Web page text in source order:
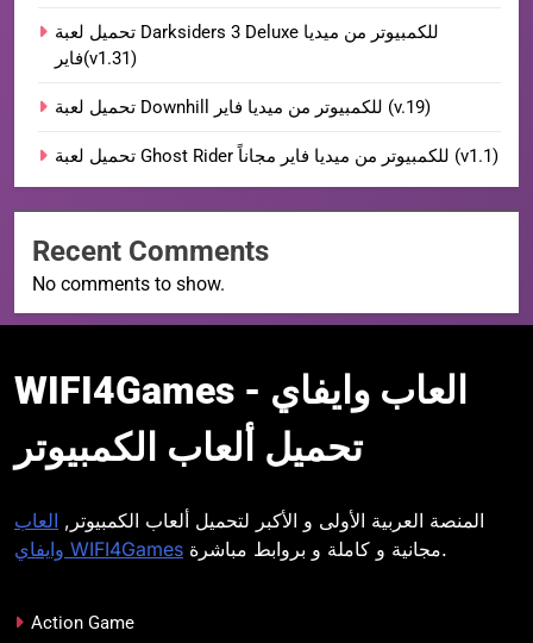
تحميل لعبة Darksiders 3 Deluxe للكمبيوتر من ميديا
فاير(v1.31)
تحميل لعبة Downhill للكمبيوتر من ميديا فاير (v.19)
تحميل لعبة Ghost Rider للكمبيوتر من ميديا فاير مجاناً (v1.1)
Recent Comments
No comments to show.
WIFI4Games العاب
وايفايWIFI4Games العاب وايفاي -
تحميل ألعاب الكمبيوتر
المنصة العربية الأولى و الأكبر لتحميل ألعاب الكمبيوتر, العاب
وايفاي WIFI4Games
مجانية و كاملة و بروابط مباشرة.
Action Game